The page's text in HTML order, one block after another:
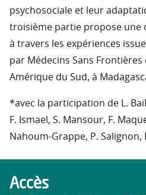
psychosociale et leur
troisième partie propose une
à travers les expériences
par Médecins Sans Frontières
Amérique du Sud, à
*avec la participation de L.
F. Ismael, S. Mansour, F.
Nahoum-Grappe, P. Salignon,
Accès